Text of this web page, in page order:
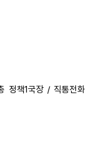
책1국장 / 직통전화